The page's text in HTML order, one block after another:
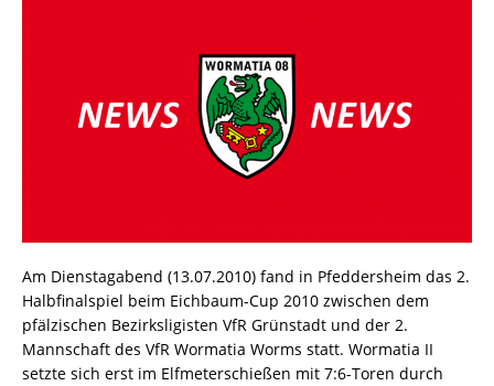
Am Dienstagabend (13.07.2010) fand in Pfeddersheim das 2.
Halbfinalspiel beim Eichbaum-Cup 2010 zwischen dem
pfälzischen Bezirksligisten VfR Grünstadt und der 2.
Mannschaft des VfR Wormatia Worms statt. Wormatia II
setzte sich erst im Elfmeterschießen mit 7:6-Toren durch